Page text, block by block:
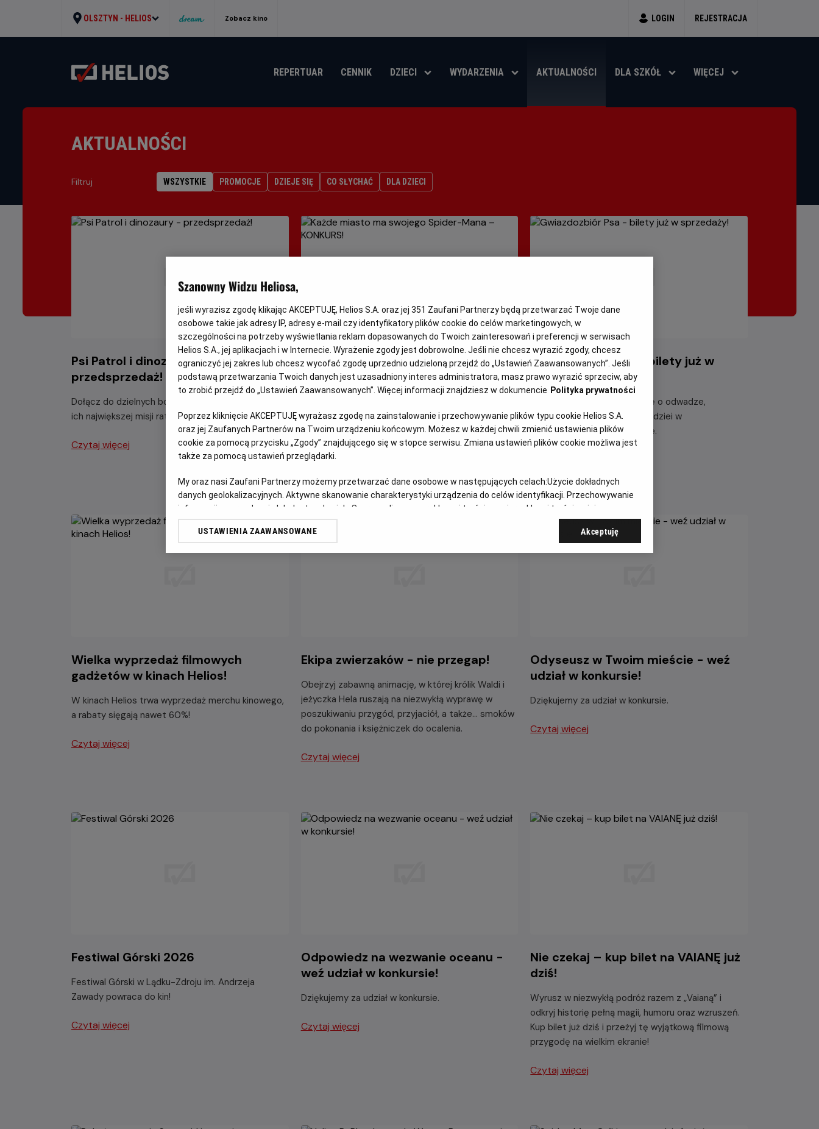
OLSZTYN - HELIOS Zobacz kino LOGIN REJESTRACJA
REPERTUAR CENNIK DZIECI WYDARZENIA AKTUALNOŚCI DLA SZKÓŁ WIĘCEJ
AKTUALNOŚCI
Filtruj WSZYSTKIE PROMOCJE DZIEJE SIĘ CO SŁYCHAĆ DLA DZIECI
Psi Patrol i dinozaury -
przedsprzedaż!
Dołącz do dzielnych bohaterów Psiego Patrolu w
ich największej misji ratunkowej w historii.
Czytaj więcej
Każde miasto ma swojego Spider-
Mana – KONKURS!
dzień” chcemy udowodnić, że każdy z nas może
zostać Spider-Manem w swoim otoczeniu.
Czytaj więcej
Gwiazdozbiór Psa - bilety już w
sprzedaży!
Przeżyj emocjonującą historię o odwadze,
przetrwaniu i poszukiwaniu nadziei w
postapokaliptycznym świecie.
Wielka wyprzedaż filmowych
gadżetów w kinach Helios!
W kinach Helios trwa wyprzedaż merchu kinowego,
a rabaty sięgają nawet 60%!
Czytaj więcej
Ekipa zwierzaków - nie przegap!
Obejrzyj zabawną animację, w której królik Waldi i
jeżyczka Hela ruszają na niezwykłą wyprawę w
poszukiwaniu przygód, przyjaciół, a także... smoków
do pokonania i księżniczek do ocalenia.
Czytaj więcej
Odyseusz w Twoim mieście - weź
udział w konkursie!
Dziękujemy za udział w konkursie.
Czytaj więcej
Festiwal Górski 2026
Festiwal Górski w Lądku-Zdroju im. Andrzeja
Zawady powraca do kin!
Czytaj więcej
Odpowiedz na wezwanie oceanu -
weź udział w konkursie!
Dziękujemy za udział w konkursie.
Czytaj więcej
Nie czekaj – kup bilet na VAIANĘ już
dziś!
Wyrusz w niezwykłą podróż razem z „Vaianą” i
odkryj historię pełną magii, humoru oraz wzruszeń.
Kup bilet już dziś i przeżyj tę wyjątkową filmową
przygodę na wielkim ekranie!
Czytaj więcej
Szanowny Widzu Heliosa,
jeśli wyrazisz zgodę klikając AKCEPTUJĘ, Helios S.A. oraz jej 351 Zaufani Partnerzy będą przetwarzać Twoje dane
osobowe takie jak adresy IP, adresy e-mail czy identyfikatory plików cookie do celów marketingowych, w
szczególności na potrzeby wyświetlania reklam dopasowanych do Twoich zainteresowań i preferencji w serwisach
Helios S.A., jej aplikacjach i w Internecie. Wyrażenie zgody jest dobrowolne. Jeśli nie chcesz wyrazić zgody, chcesz
ograniczyć jej zakres lub chcesz wycofać zgodę uprzednio udzieloną przejdź do „Ustawień Zaawansowanych”. Jeśli
podstawą przetwarzania Twoich danych jest uzasadniony interes administratora, masz prawo wyrazić sprzeciw, aby
to zrobić przejdź do „Ustawień Zaawansowanych”. Więcej informacji znajdziesz w dokumencie Polityka prywatności
Poprzez kliknięcie AKCEPTUJĘ wyrażasz zgodę na zainstalowanie i przechowywanie plików typu cookie Helios S.A.
oraz jej Zaufanych Partnerów na Twoim urządzeniu końcowym. Możesz w każdej chwili zmienić ustawienia plików
cookie za pomocą przycisku „Zgody” znajdującego się w stopce serwisu. Zmiana ustawień plików cookie możliwa jest
także za pomocą ustawień przeglądarki.
My oraz nasi Zaufani Partnerzy możemy przetwarzać dane osobowe w następujących celach:Użycie dokładnych
danych geolokalizacyjnych. Aktywne skanowanie charakterystyki urządzenia do celów identyfikacji. Przechowywanie
informacji na urządzeniu lub dostęp do nich. Spersonalizowane reklamy i treści, pomiar reklam i treści, opinie
odbiorców i ulepszanie usług.
USTAWIENIA ZAAWANSOWANE Akceptuję